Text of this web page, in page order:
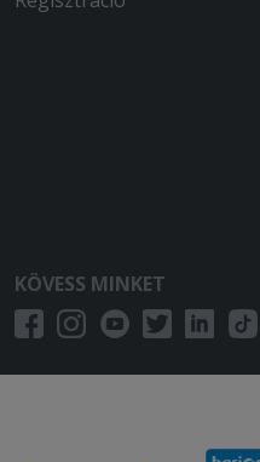
KÖVESS MINKET